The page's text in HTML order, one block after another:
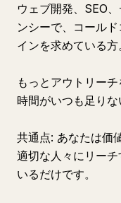
ウェブ開発、SEO
ンシーで、コール
インを求めている方
もっとアウトリー
時間がいつも足りな
共通点: あなたは価
適切な人々にリー
いるだけです。